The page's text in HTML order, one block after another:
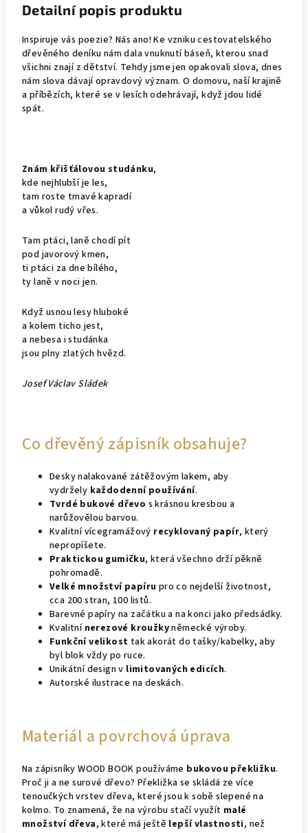
Detailní popis produktu
Inspiruje vás poezie? Nás ano! Ke vzniku cestovatelského
dřevěného deníku nám dala vnuknutí báseň, kterou snad
všichni znají z dětství. Tehdy jsme jen opakovali slova, dnes
nám slova dávají opravdový význam. O domovu, naší krajině
a příbězích, které se v lesích odehrávají, když jdou lidé
spát.
Znám křišťálovou studánku,
kde nejhlubší je les,
tam roste tmavé kapradí
a vůkol rudý vřes.
Tam ptáci, laně chodí pít
pod javorový kmen,
ti ptáci za dne bílého,
ty laně v noci jen.
Když usnou lesy hluboké
a kolem ticho jest,
a nebesa i studánka
jsou plny zlatých hvězd.
Josef Václav Sládek
Co dřevěný zápisník obsahuje?
Desky nalakované zátěžovým lakem, aby
vydržely každodenní používání.
Tvrdé bukové dřevo s krásnou kresbou a
narůžovělou barvou.
Kvalitní vícegramážový recyklovaný papír, který
nepropíšete.
Praktickou gumičku, která všechno drží pěkně
pohromadě.
Velké množství papíru pro co nejdelší životnost,
cca 200 stran, 100 listů.
Barevné papíry na začátku a na konci jako předsádky.
Kvalitní nerezové kroužkyněmecké výroby.
Funkční velikost tak akorát do tašky/kabelky, aby
byl blok vždy po ruce.
Unikátní design v limitovaných edicích.
Autorské ilustrace na deskách.
Materiál a povrchová úprava
Na zápisníky WOOD BOOK používáme bukovou překližku.
Proč ji a ne surové dřevo? Překližka se skládá ze více
tenoučkých vrstev dřeva, které jsou k sobě slepené na
kolmo. To znamená, že na výrobu stačí využít malé
množství dřeva, které má ještě lepší vlastnosti, než